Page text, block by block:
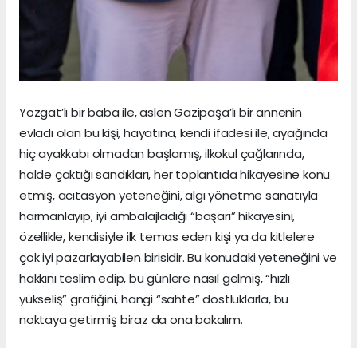
Yozgat’lı bir baba ile, aslen Gazipaşa’lı bir annenin
evladı olan bu kişi, hayatına, kendi ifadesi ile, ayağında
hiç ayakkabı olmadan başlamış, ilkokul çağlarında,
halde çaktığı sandıkları, her toplantıda hikayesine konu
etmiş, acıtasyon yeteneğini, algı yönetme sanatıyla
harmanlayıp, iyi ambalajladığı “başarı” hikayesini,
özellikle, kendisiyle ilk temas eden kişi ya da kitlelere
çok iyi pazarlayabilen birisidir. Bu konudaki yeteneğini ve
hakkını teslim edip, bu günlere nasıl gelmiş, “hızlı
yükseliş” grafiğini, hangi “sahte” dostluklarla, bu
noktaya getirmiş biraz da ona bakalım.